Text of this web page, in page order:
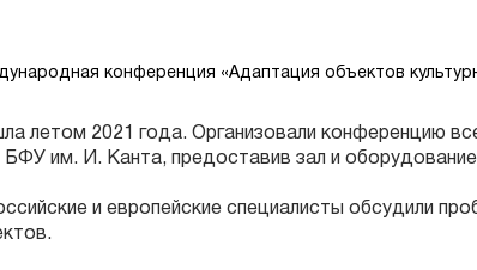
конференция «Адаптация объектов
летом 2021 года. Организовали конференцию
им. И. Канта, предоставив зал и
и европейские специалисты обсудили